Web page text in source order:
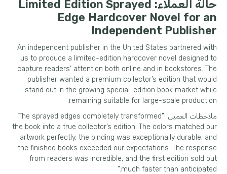
حالة العملاء:Limited Edition Sprayed
Edge Hardcover Novel for an
Independent Publisher
An independent publisher in the United States partnered with
us to produce a limited-edition hardcover novel designed to
capture readers’attention both online and in bookstores.The
publisher wanted a premium collector’s edition that would
stand out in the growing special-edition book market while
remaining suitable for large-scale production
.
ملاحظات العميل :” The sprayed edges completely transformed
the book into a true collector’s edition.The colors matched our
artwork perfectly,the binding was exceptionally durable,and
the finished books exceeded our expectations.The response
from readers was incredible,and the first edition sold out
much faster than anticipated.
”